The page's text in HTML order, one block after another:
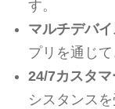
す。
マルチデバイ
プリを通じ
24/7カスタマ
シスタンス